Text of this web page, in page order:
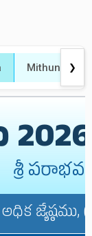
Mithuna ❯
శ్రీ పరాభవ